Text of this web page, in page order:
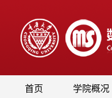
首页 学院概况